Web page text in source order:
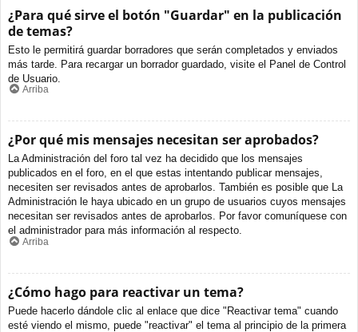
¿Para qué sirve el botón "Guardar" en la publicación
de temas?
Esto le permitirá guardar borradores que serán completados y enviados
más tarde. Para recargar un borrador guardado, visite el Panel de Control
de Usuario.
Arriba
¿Por qué mis mensajes necesitan ser aprobados?
La Administración del foro tal vez ha decidido que los mensajes
publicados en el foro, en el que estas intentando publicar mensajes,
necesiten ser revisados antes de aprobarlos. También es posible que La
Administración le haya ubicado en un grupo de usuarios cuyos mensajes
necesitan ser revisados antes de aprobarlos. Por favor comuníquese con
el administrador para más información al respecto.
Arriba
¿Cómo hago para reactivar un tema?
Puede hacerlo dándole clic al enlace que dice "Reactivar tema" cuando
esté viendo el mismo, puede "reactivar" el tema al principio de la primera